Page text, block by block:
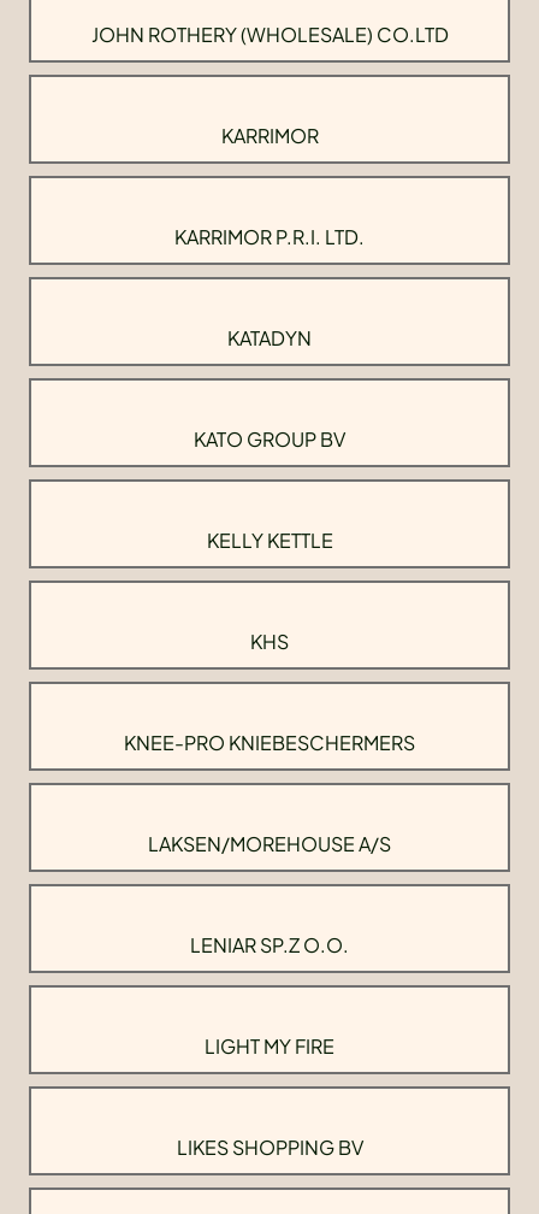
JOHN ROTHERY (WHOLESALE) CO.LTD
KARRIMOR
KARRIMOR P.R.I. LTD.
KATADYN
KATO GROUP BV
KELLY KETTLE
KHS
KNEE-PRO KNIEBESCHERMERS
LAKSEN/MOREHOUSE A/S
LENIAR SP.Z O.O.
LIGHT MY FIRE
LIKES SHOPPING BV